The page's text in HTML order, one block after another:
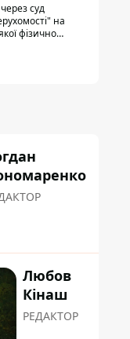
суд
на
фізично
Любов
Кінаш
РЕДАКТОР